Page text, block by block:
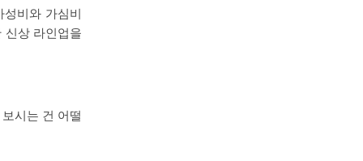
비와 가심비
신상 라인업을
시는 건 어떨